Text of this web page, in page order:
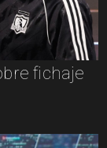
fichaje